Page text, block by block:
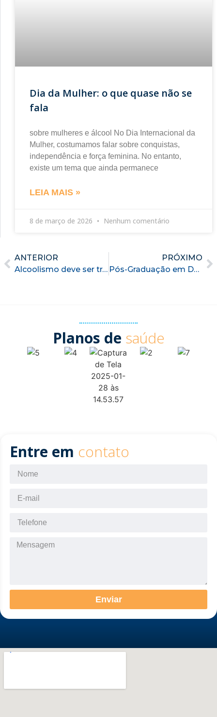
Dia da Mulher: o que quase não se
fala
sobre mulheres e álcool No Dia Internacional da
Mulher, costumamos falar sobre conquistas,
independência e força feminina. No entanto,
existe um tema que ainda permanece
LEIA MAIS »
8 de março de 2026 Nenhum comentário
ANTERIOR
Alcoolismo deve ser tratado de maneira crítica, mesmo na ficção
PRÓXIMO
Pós-Graduação em Dependências Químicas e Não Químicas: da Prevenção ao Tratamento
Planos de saúde
Entre em contato
Enviar